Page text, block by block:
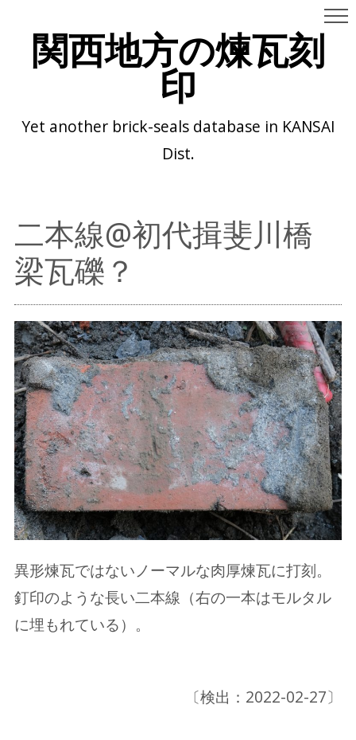
関西地方の煉瓦刻
印
Yet another brick-seals database in KANSAI
Dist.
二本線@初代揖斐川橋
梁瓦礫？
異形煉瓦ではないノーマルな肉厚煉瓦に打刻。
釘印のような長い二本線（右の一本はモルタル
に埋もれている）。
〔検出：2022-02-27〕